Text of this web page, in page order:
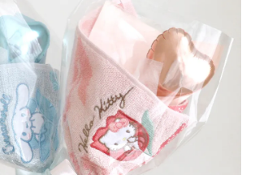
合2営業日以降の発送となります。
要の場合13時までのご注文で即日発送いたします。
が変更となる場合がございます。予めご了承ください。
業務はお休みです。